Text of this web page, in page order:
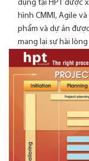
dụng tại HPT được
hình CMMI, Agile
phẩm và dự án
mang lại sự hài